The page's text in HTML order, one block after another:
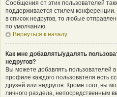
Сообщения от этих пользователей
поддерживается стилем
в список недругов, то любые
по умолчанию.
Вернуться к началу
Как мне добавлять/удалять
недругов?
Вы можете добавлять пользователей
профиле каждого пользователя есть
друзей или недругов. Кроме того, вы
личного раздела, непосредственным